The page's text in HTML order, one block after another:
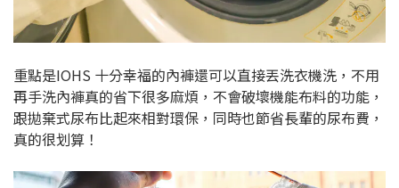
重點是IOHS 十分幸福的內褲還可以直接丟洗衣機洗，不用
再手洗內褲真的省下很多麻煩，不會破壞機能布料的功能，
跟拋棄式尿布比起來相對環保，同時也節省長輩的尿布費，
真的很划算！